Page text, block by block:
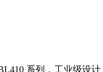
系列，工业级设